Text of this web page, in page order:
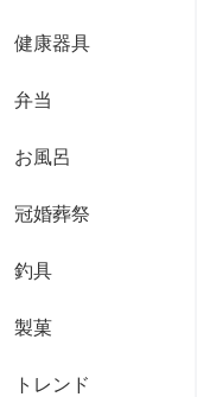
健康器具
弁当
お風呂
冠婚葬祭
釣具
製菓
トレンド